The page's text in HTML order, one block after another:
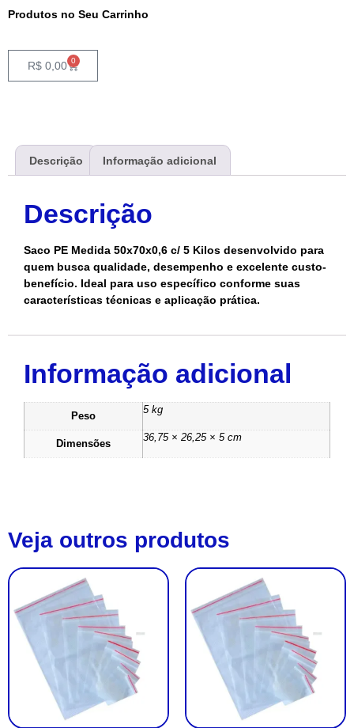
Produtos no Seu Carrinho
R$ 0,00 0
Descrição Informação adicional
Descrição
Saco PE Medida 50x70x0,6 c/ 5 Kilos desenvolvido para
quem busca qualidade, desempenho e excelente custo-
benefício. Ideal para uso específico conforme suas
características técnicas e aplicação prática.
Informação adicional
Peso
5 kg
Dimensões
36,75 × 26,25 × 5 cm
Veja outros produtos